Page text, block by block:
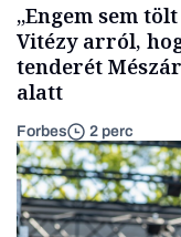
„Engem sem
Vitézy arról,
tenderét
alatt
Forbes 2 perc